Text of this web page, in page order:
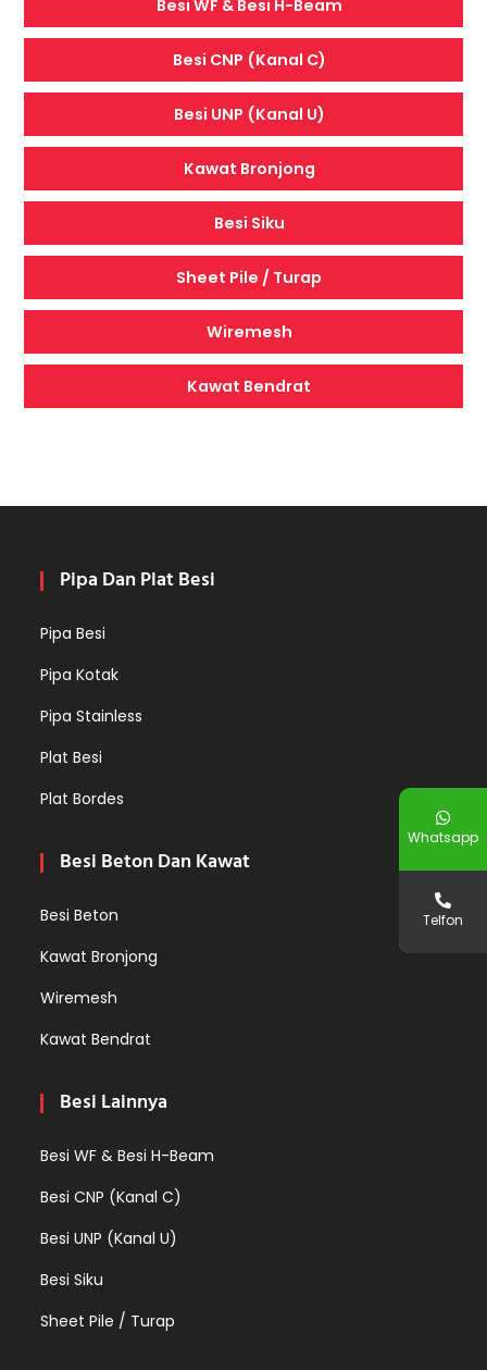
Besi WF & Besi H-Beam
Besi CNP (Kanal C)
Besi UNP (Kanal U)
Kawat Bronjong
Besi Siku
Sheet Pile / Turap
Wiremesh
Kawat Bendrat
Pipa Dan Plat Besi
Pipa Besi
Pipa Kotak
Pipa Stainless
Plat Besi
Plat Bordes
Besi Beton Dan Kawat
Besi Beton
Kawat Bronjong
Wiremesh
Kawat Bendrat
Besi Lainnya
Besi WF & Besi H-Beam
Besi CNP (Kanal C)
Besi UNP (Kanal U)
Besi Siku
Sheet Pile / Turap
Whatsapp
Telfon